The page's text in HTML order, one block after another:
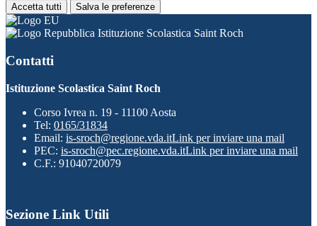
Accetta tutti Salva le preferenze
Istituzione Scolastica Saint Roch
Contatti
Istituzione Scolastica Saint Roch
Corso Ivrea n. 19 - 11100 Aosta
Tel: 0165/31834
Email: is-sroch@regione.vda.itLink per inviare una mail
PEC: is-sroch@pec.regione.vda.itLink per inviare una mail
C.F.: 91040720079
Sezione Link Utili